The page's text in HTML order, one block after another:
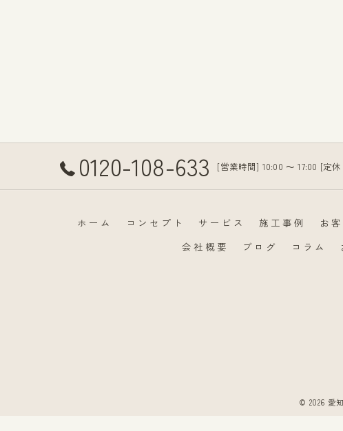
0120-108-633 [営業時間] 10:00 ～ 17:00 [定
ホーム コンセプト サービス 施工事例 お
会社概要
ブログ コラム
© 2026 愛